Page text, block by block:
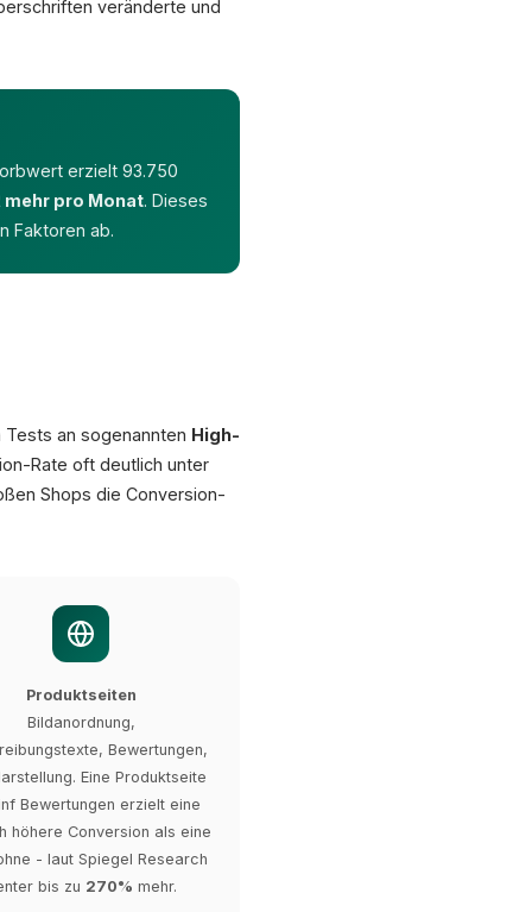
veränderte und
erzielt 93.750
mehr pro Monat. Dieses
Faktoren ab.
Tests an sogenannten High-
Rate oft deutlich unter
Shops die Conversion-
Produktseiten
Bildanordnung,
Bewertungen,
Eine Produktseite
Bewertungen erzielt eine
höhere Conversion als eine
- laut Spiegel Research
bis zu 270% mehr.